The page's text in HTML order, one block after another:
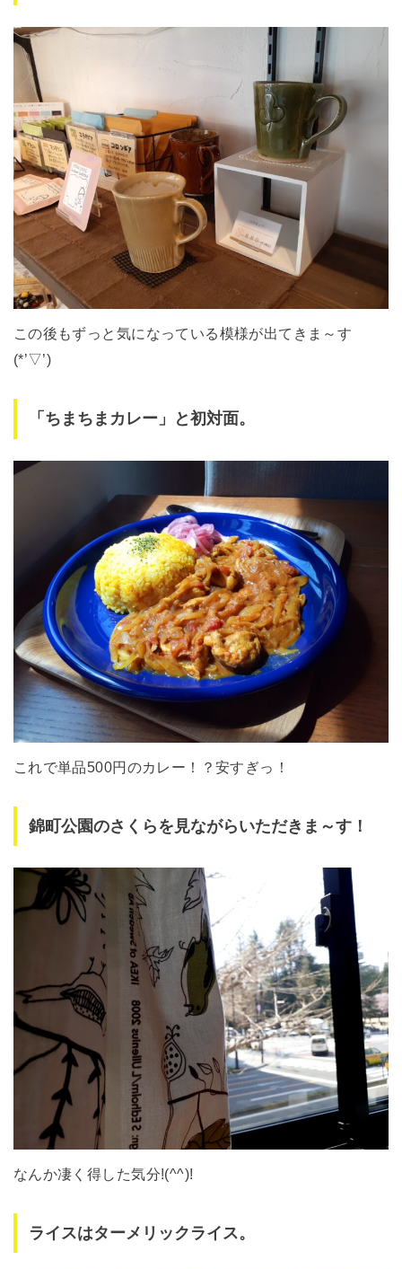
この後もずっと気になっている模様が出てきま～す
(*’▽’)
「ちまちまカレー」と初対面。
これで単品500円のカレー！？安すぎっ！
錦町公園のさくらを見ながらいただきま～す！
なんか凄く得した気分!(^^)!
ライスはターメリックライス。